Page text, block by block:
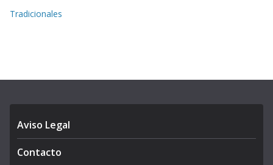
Tradicionales
Aviso Legal
Contacto